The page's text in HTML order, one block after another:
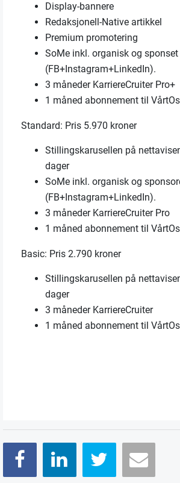
Display-bannere
Redaksjonell-Native artikkel
Premium promotering
SoMe inkl. organisk og
(FB+Instagram+LinkedIn).
3 måneder KarriereCruiter Pro+
1 måned abonnement til
Standard: Pris 5.970 kroner
Stillingskarusellen på
dager
SoMe inkl. organisk og
(FB+Instagram+LinkedIn).
3 måneder KarriereCruiter Pro
1 måned abonnement til
Basic: Pris 2.790 kroner
Stillingskarusellen på
dager
3 måneder KarriereCruiter
1 måned abonnement til